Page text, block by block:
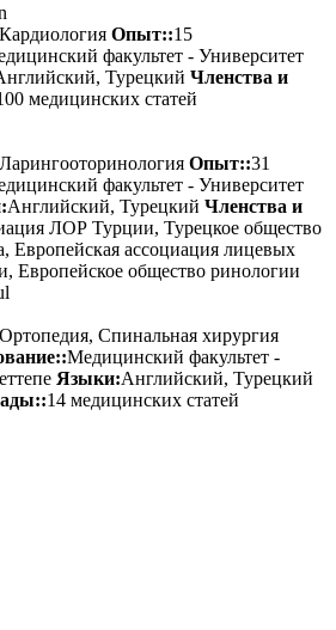
Кардиология Опыт::15
факультет - Университет
Турецкий Членства и
медицинских статей
Ларингооторинология Опыт::31
факультет - Университет
Английский, Турецкий Членства и
ЛОР Турции, Турецкое общество
Европейская ассоциация лицевых
Европейское общество ринологии
Ортопедия, Спинальная хирургия
Медицинский факультет -
Языки:Английский, Турецкий
14 медицинских статей